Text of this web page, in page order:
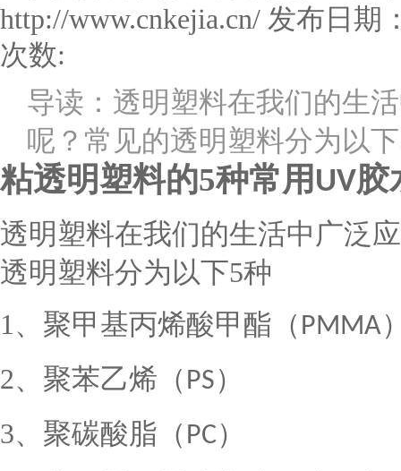
http://www.cnkejia.cn/ 发布日期
次数:
导读：透明塑料在我们的生
呢？常见的透明塑料分为以
粘透明塑料的5种常用 UV胶
透明塑料在我们的生活中广泛
透明塑料分为以下5种
1 、聚甲基丙烯酸甲酯（ PMMA
2、聚苯乙烯（ PS）
3、聚碳酸脂（ PC）